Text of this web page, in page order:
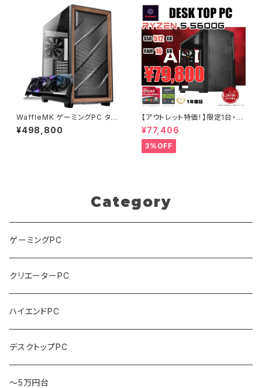
WaffleMK ゲーミングPC タワ
ー型 G-StormXi Geforce R
TX 5070 Core i9-13900F 3
¥498,800
【アウトレット特価！】限定1台・未
使用品・デスクトップPC タワー
型 G-Storm D2 - Ryzen 5 5
600G - 16GBメモリ - 512GB
SSD - Windows 11 - OFFIC
¥77,406
3%OFF
Category
ゲーミングPC
クリエーターPC
ハイエンドPC
デスクトップPC
～5万円台